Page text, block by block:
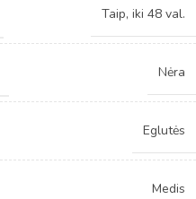
Taip, iki 48 val.
Nėra
Eglutės
Medis